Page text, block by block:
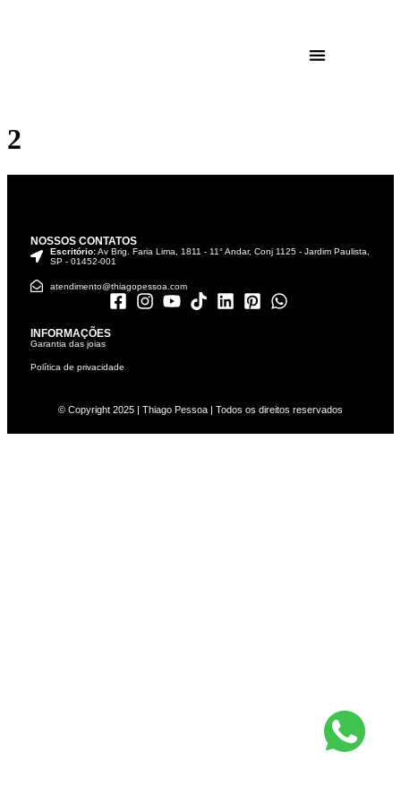
2
NOSSOS CONTATOS
Escritório:Av Brig. Faria Lima, 1811 - 11° Andar, Conj 1125 - Jardim Paulista,
SP - 01452-001
atendimento@thiagopessoa.com
INFORMAÇÕES
Garantia das joias
Política de privacidade
© Copyright 2025 | Thiago Pessoa | Todos os direitos reservados